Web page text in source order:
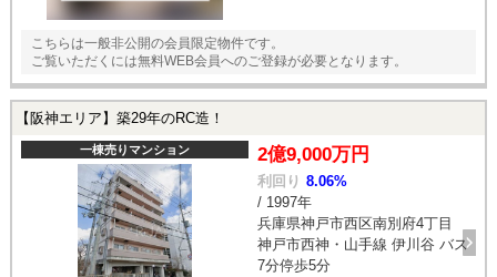
こちらは一般非公開の会員限定物件です。
ご覧いただくには無料WEB会員へのご登録が必要となります。
【阪神エリア】築29年のRC造！
一棟売りマンション 2億9,000万円
利回り 8.06%
/ 1997年
兵庫県神戸市西区南別府4丁目
神戸市西神・山手線 伊川谷 バス
7分停歩5分